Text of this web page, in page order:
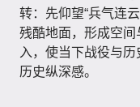
转：先仰望“兵气连
残酷地面，形成空
入，使当下战役与
历史纵深感。